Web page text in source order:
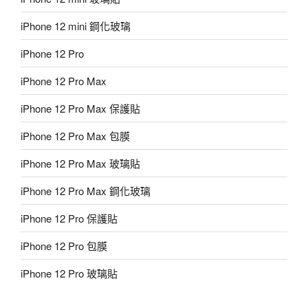
iPhone 12 mini 鋼化玻璃
iPhone 12 Pro
iPhone 12 Pro Max
iPhone 12 Pro Max 保護貼
iPhone 12 Pro Max 包膜
iPhone 12 Pro Max 玻璃貼
iPhone 12 Pro Max 鋼化玻璃
iPhone 12 Pro 保護貼
iPhone 12 Pro 包膜
iPhone 12 Pro 玻璃貼